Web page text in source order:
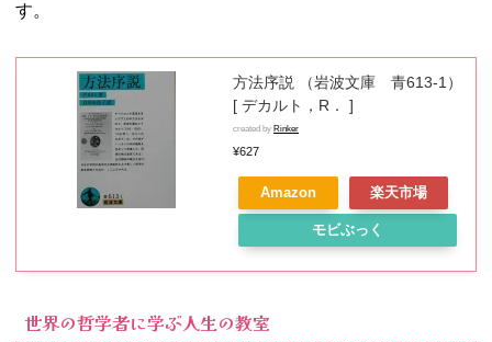
す。
方法序説 （岩波文庫 青613-1）
[ デカルト，R． ]
created by Rinker
¥627
Amazon 楽天市場
モビぶっく
世界の哲学者に学ぶ人生の教室